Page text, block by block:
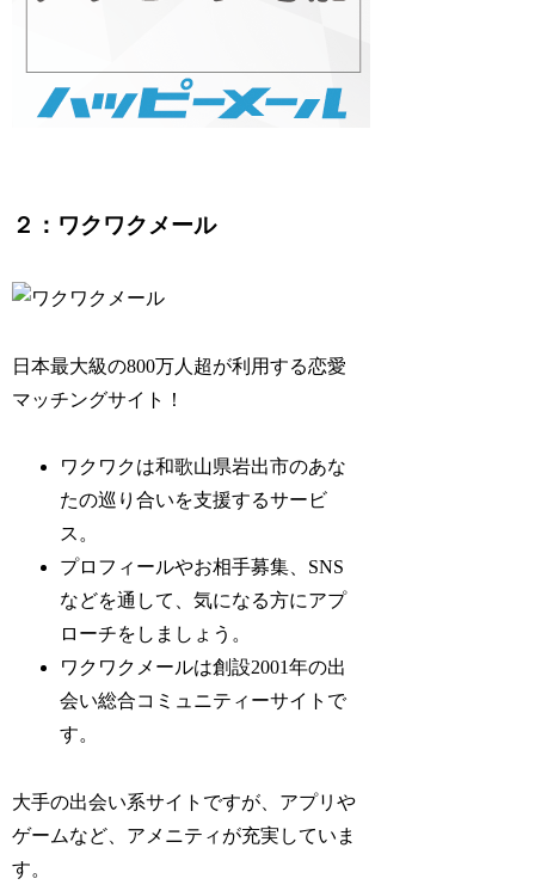
２：ワクワクメール
日本最大級の800万人超が利用する恋愛
マッチングサイト！
ワクワクは和歌山県岩出市のあな
たの巡り合いを支援するサービ
ス。
プロフィールやお相手募集、SNS
などを通して、気になる方にアプ
ローチをしましょう。
ワクワクメールは創設2001年の出
会い総合コミュニティーサイトで
す。
大手の出会い系サイトですが、アプリや
ゲームなど、アメニティが充実していま
す。